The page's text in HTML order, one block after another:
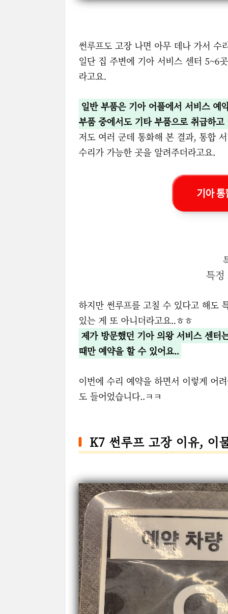
썬루프도 고장 나면 아무 데나 가서 수
일단 집 주변에 기아 서비스 센터 5~6
라고요.
일반 부품은 기아 어플에서 서비스 예
부품 중에서도 기타 부품으로 취급하
저도 여러 군데 통화해 본 결과, 통합
수리가 가능한 곳을 알려주더라고요.
기아
특정
하지만 썬루프를 고칠 수 있다고 해도
있는 게 또 아니더라고요..ㅎㅎ
제가 방문했던 기아 의왕 서비스 센터
때만 예약을 할 수 있어요..
이번에 수리 예약을 하면서 이렇게 어
도 들어었습니다..ㅋㅋ
K7 썬루프 고장 이유, 이